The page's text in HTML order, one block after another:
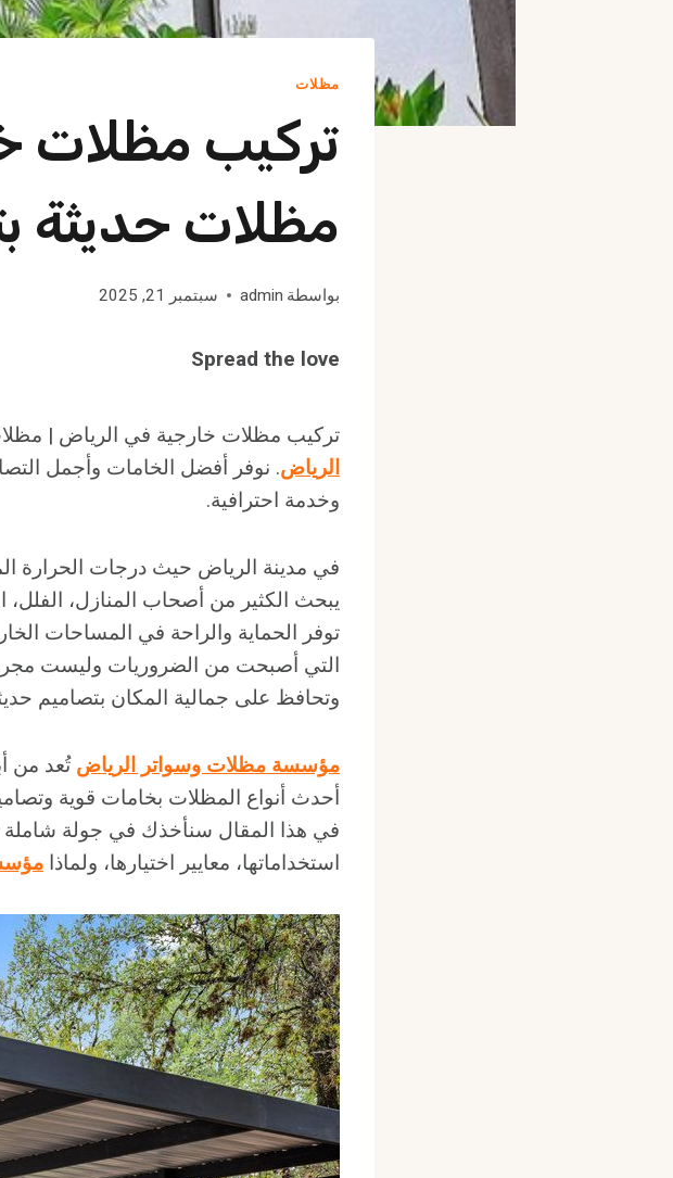
مظلات
تركيب مظلات
مظلات حديثة
بواسطة admin سبتمبر 21, 2025
Spread the love
تركيب مظلات خارجية في الرياض |
الرياض. نوفر أفضل الخامات وأجمل
وخدمة احترافية.
في مدينة الرياض حيث درجات الحرارة
يبحث الكثير من أصحاب المنازل،
توفر الحماية والراحة في المساحات
التي أصبحت من الضروريات وليست مجرد
وتحافظ على جمالية المكان بتصاميم
مؤسسة مظلات وسواتر الرياض تُعد من
أحدث أنواع المظلات بخامات قوية
في هذا المقال سنأخذك في جولة شاملة
استخداماتها، معايير اختيارها، ولماذا